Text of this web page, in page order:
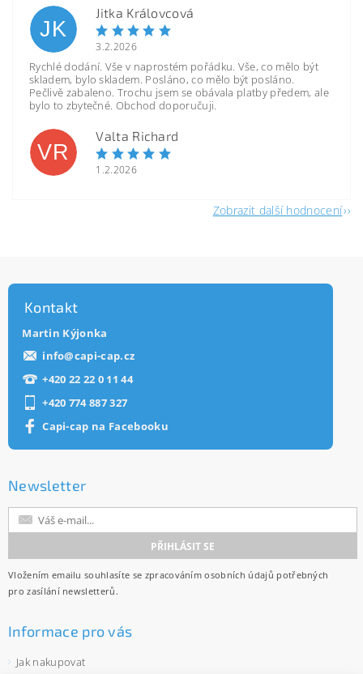
JK
Jitka Královcová
3.2.2026
Rychlé dodání. Vše v naprostém pořádku. Vše, co mělo být
skladem, bylo skladem. Posláno, co mělo být posláno.
Pečlivě zabaleno. Trochu jsem se obávala platby předem, ale
bylo to zbytečné. Obchod doporučuji.
VR
Valta Richard
1.2.2026
Zobrazit další hodnocení
Kontakt
Martin Kýjonka
info@capi-cap.cz
+420 22 22 0 11 44
+420 774 887 327
Capi-cap na Facebooku
Newsletter
Vložením emailu souhlasíte se zpracováním osobních údajů potřebných
pro zasílání newsletterů.
Informace pro vás
Jak nakupovat